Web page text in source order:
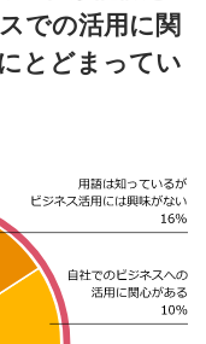
での活用に関
とどまってい